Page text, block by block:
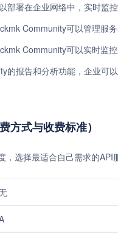
部署在企业网络中，实时监
Community可以管理服
Community可以实时监
的报告和分析功能，企业可
式与收费标准）
，选择最适合自己需求的